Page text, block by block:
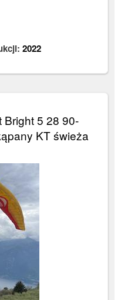
2022
Bright 5 28 90-
KT świeża